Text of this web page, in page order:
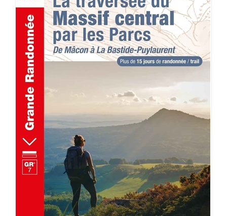
AJOUTER AU PANIER